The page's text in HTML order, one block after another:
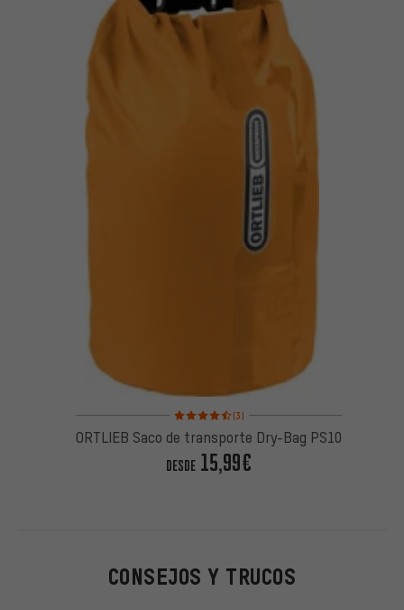
Valoración media: 4,5 de 5 basada en 3 reseñas
(3)
ORTLIEB Saco de transporte Dry-Bag PS10
DESDE15,99€
CONSEJOS Y TRUCOS